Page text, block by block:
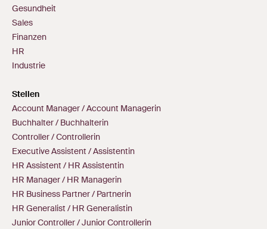
Gesundheit
Sales
Finanzen
HR
Industrie
Stellen
Account Manager / Account Managerin
Buchhalter / Buchhalterin
Controller / Controllerin
Executive Assistent / Assistentin
HR Assistent / HR Assistentin
HR Manager / HR Managerin
HR Business Partner / Partnerin
HR Generalist / HR Generalistin
Junior Controller / Junior Controllerin